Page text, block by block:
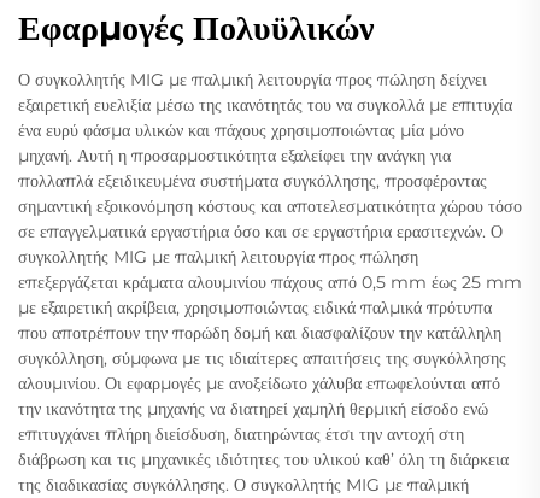
Εφαρμογές Πολυϋλικών
Ο συγκολλητής MIG με παλμική λειτουργία προς πώληση δείχνει
εξαιρετική ευελιξία μέσω της ικανότητάς του να συγκολλά με επιτυχία
ένα ευρύ φάσμα υλικών και πάχους χρησιμοποιώντας μία μόνο
μηχανή. Αυτή η προσαρμοστικότητα εξαλείφει την ανάγκη για
πολλαπλά εξειδικευμένα συστήματα συγκόλλησης, προσφέροντας
σημαντική εξοικονόμηση κόστους και αποτελεσματικότητα χώρου τόσο
σε επαγγελματικά εργαστήρια όσο και σε εργαστήρια ερασιτεχνών. Ο
συγκολλητής MIG με παλμική λειτουργία προς πώληση
επεξεργάζεται κράματα αλουμινίου πάχους από 0,5 mm έως 25 mm
με εξαιρετική ακρίβεια, χρησιμοποιώντας ειδικά παλμικά πρότυπα
που αποτρέπουν την πορώδη δομή και διασφαλίζουν την κατάλληλη
συγκόλληση, σύμφωνα με τις ιδιαίτερες απαιτήσεις της συγκόλλησης
αλουμινίου. Οι εφαρμογές με ανοξείδωτο χάλυβα επωφελούνται από
την ικανότητα της μηχανής να διατηρεί χαμηλή θερμική είσοδο ενώ
επιτυγχάνει πλήρη διείσδυση, διατηρώντας έτσι την αντοχή στη
διάβρωση και τις μηχανικές ιδιότητες του υλικού καθ’ όλη τη διάρκεια
της διαδικασίας συγκόλλησης. Ο συγκολλητής MIG με παλμική